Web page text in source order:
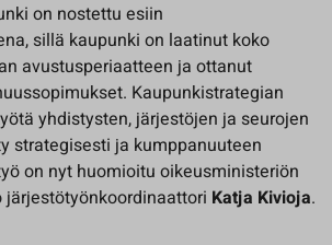
on nostettu esiin
sillä kaupunki on laatinut koko
avustusperiaatteen ja ottanut
Kaupunkistrategian
yhdistysten, järjestöjen ja seurojen
strategisesti ja kumppanuuteen
on nyt huomioitu oikeusministeriön
järjestötyönkoordinaattori Katja Kivioja.